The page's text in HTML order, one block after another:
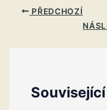
PŘEDCHOZÍ